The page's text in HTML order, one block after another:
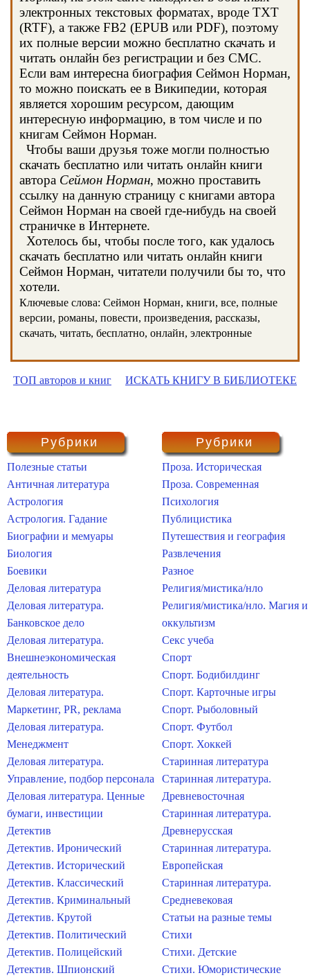
электронных текстовых форматах, вроде TXT
(RTF), а также FB2 (EPUB или PDF), поэтому
их полные версии можно бесплатно скачать и
читать онлайн без регистрации и без СМС.
Если вам интересна биография Сеймон Норман,
то можно поискать ее в Википедии, которая
является хорошим ресурсом, дающим
интересную информацию, в том числе и по
книгам Сеймон Норман.
Чтобы ваши друзья тоже могли полностью
скачать бесплатно или читать онлайн книги
автора Сеймон Норман, можно проставить
ссылку на данную страницу с книгами автора
Сеймон Норман на своей где-нибудь на своей
страничке в Интернете.
Хотелось бы, чтобы после того, как удалось
скачать бесплатно или читать онлайн книги
Сеймон Норман, читатели получили бы то, что
хотели.
Ключевые слова: Сеймон Норман, книги, все, полные
версии, романы, повести, произведения, рассказы,
скачать, читать, бесплатно, онлайн, электронные
ТОП авторов и книг ИСКАТЬ КНИГУ В БИБЛИОТЕКЕ
Рубрики
Полезные статьи
Античная литература
Астрология
Астрология. Гадание
Биографии и мемуары
Биология
Боевики
Деловая литература
Деловая литература.
Банковское дело
Деловая литература.
Внешнеэкономическая
деятельность
Деловая литература.
Маркетинг, PR, реклама
Деловая литература.
Менеджмент
Деловая литература.
Управление, подбор персонала
Деловая литература. Ценные
бумаги, инвестиции
Детектив
Детектив. Иронический
Детектив. Исторический
Детектив. Классический
Детектив. Криминальный
Детектив. Крутой
Детектив. Политический
Детектив. Полицейский
Детектив. Шпионский
Рубрики
Проза. Историческая
Проза. Современная
Психология
Публицистика
Путешествия и география
Развлечения
Разное
Религия/мистика/нло
Религия/мистика/нло. Магия и
оккультизм
Секс учеба
Спорт
Спорт. Бодибилдинг
Спорт. Карточные игры
Спорт. Рыболовный
Спорт. Футбол
Спорт. Хоккей
Старинная литература
Старинная литература.
Древневосточная
Старинная литература.
Древнерусская
Старинная литература.
Европейская
Старинная литература.
Средневековая
Статьи на разные темы
Стихи
Стихи. Детские
Стихи. Юмористические